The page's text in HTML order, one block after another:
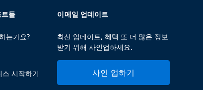
들
는가요?
시작하기
이메일 업데이트
최신 업데이트, 혜택 또 더 많은 정보
받기 위해 사인업하세요.
사인 업하기